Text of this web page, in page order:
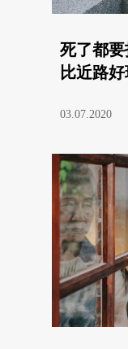
死了都
比近路
03.07.2020